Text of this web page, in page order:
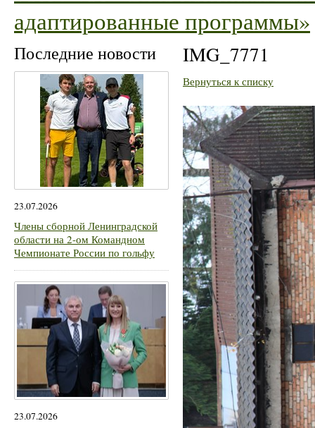
адаптированные программы»
Последние новости
23.07.2026
Члены сборной Ленинградской
области на 2-ом Командном
Чемпионате России по гольфу
23.07.2026
IMG_7771
Вернуться к списку